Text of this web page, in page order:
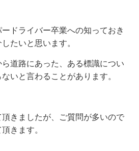
ドライバー卒業への知っておき
たいと思います。
道路にあった、ある標識につい
いと言わることがあります。
きましたが、ご質問が多いので
きます。